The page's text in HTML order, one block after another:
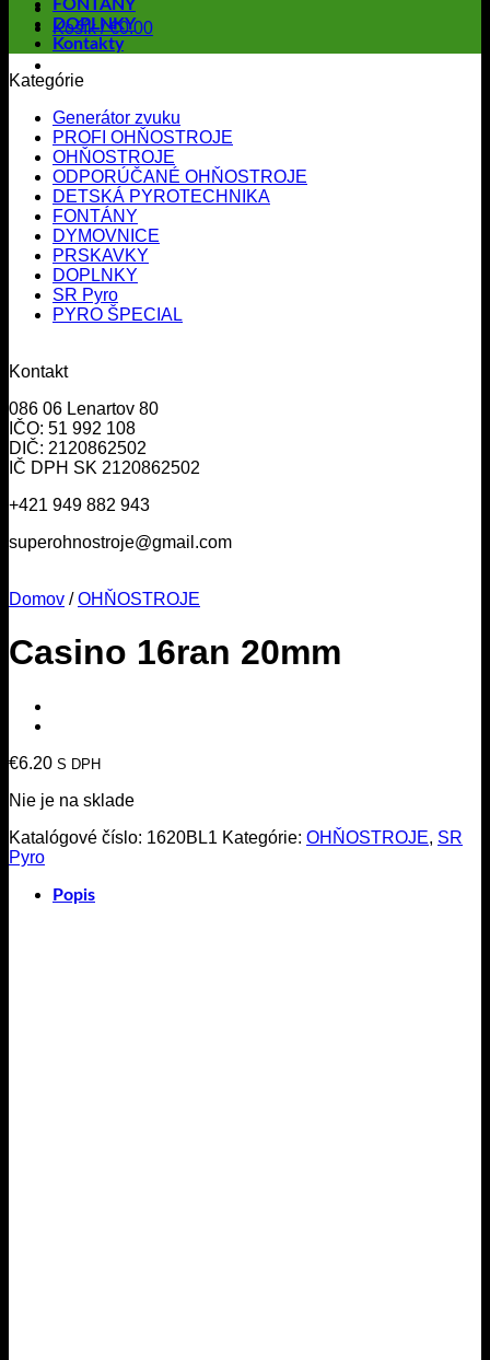
Košík /€0.00
FONTÁNY
DOPLNKY
Kontakty
Kategórie
Generátor zvuku
PROFI OHŇOSTROJE
OHŇOSTROJE
ODPORÚČANÉ OHŇOSTROJE
DETSKÁ PYROTECHNIKA
FONTÁNY
DYMOVNICE
PRSKAVKY
DOPLNKY
SR Pyro
PYRO ŠPECIAL
Kontakt
086 06 Lenartov 80
IČO: 51 992 108
DIČ: 2120862502
IČ DPH SK 2120862502
+421 949 882 943
superohnostroje@gmail.com
Domov / OHŇOSTROJE
Casino 16ran 20mm
€6.20 S DPH
Nie je na sklade
Katalógové číslo: 1620BL1 Kategórie: OHŇOSTROJE, SR
Pyro
Popis